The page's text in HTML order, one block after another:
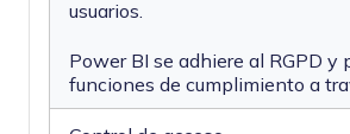
usuarios.
Power BI se adhiere al RGPD y
funciones de cumplimiento a